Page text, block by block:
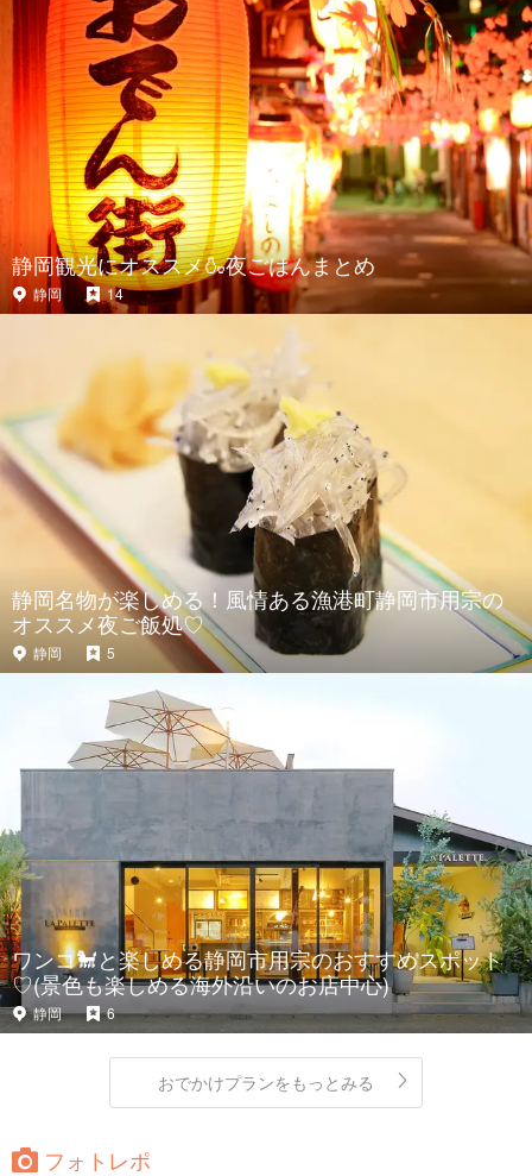
静岡観光にオススメ🍶夜ごはんまとめ
静岡 14
静岡名物が楽しめる！風情ある漁港町静岡市用宗の
オススメ夜ご飯処♡
静岡 5
ワンコ🐩と楽しめる静岡市用宗のおすすめスポット
♡(景色も楽しめる海外沿いのお店中心)
静岡 6
おでかけプランをもっとみる
フォトレポ